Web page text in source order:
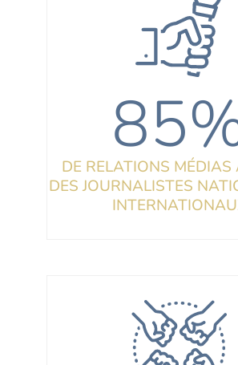
DE RELATIONS MÉDIAS
DES JOURNALISTES